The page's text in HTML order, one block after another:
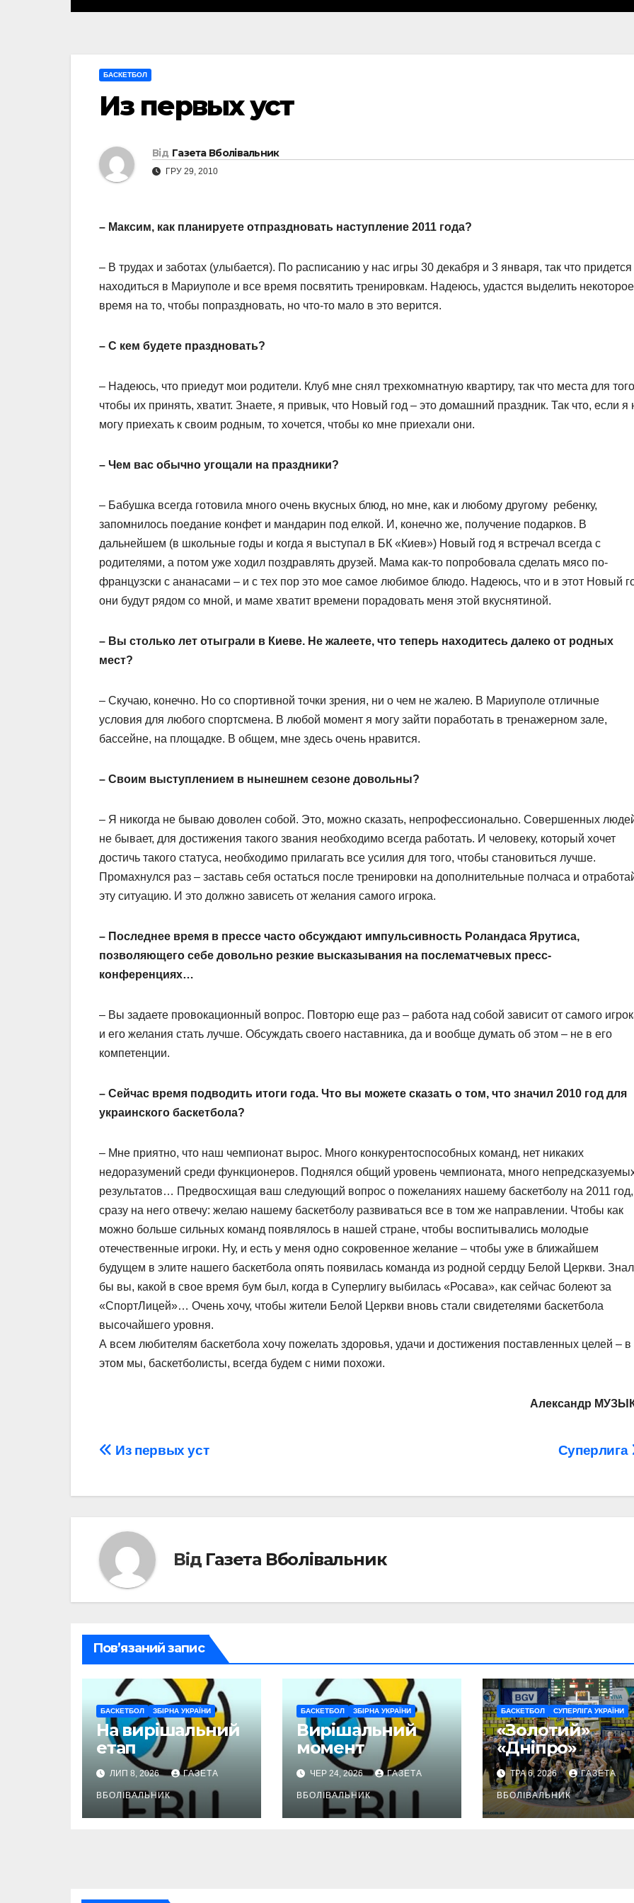
БАСКЕТБОЛ
Из первых уст
Від Газета Вболівальник
ГРУ 29, 2010
– Максим, как планируете отпраздновать наступление 2011 года?
– В трудах и заботах (улыбается). По расписанию у нас игры 30 декабря и 3 января, так что придется
находиться в Мариуполе и все время посвятить тренировкам. Надеюсь, удастся выделить некоторое
время на то, чтобы попраздновать, но что-то мало в это верится.
– С кем будете праздновать?
– Надеюсь, что приедут мои родители. Клуб мне снял трехкомнатную квартиру, так что места для
чтобы их принять, хватит. Знаете, я привык, что Новый год – это домашний праздник. Так что, если я
могу приехать к своим родным, то хочется, чтобы ко мне приехали они.
– Чем вас обычно угощали на праздники?
– Бабушка всегда готовила много очень вкусных блюд, но мне, как и любому другому ребенку,
запомнилось поедание конфет и мандарин под елкой. И, конечно же, получение подарков. В
дальнейшем (в школьные годы и когда я выступал в БК «Киев») Новый год я встречал всегда с
родителями, а потом уже ходил поздравлять друзей. Мама как-то попробовала сделать мясо по-
французски с ананасами – и с тех пор это мое самое любимое блюдо. Надеюсь, что и в этот Новый
они будут рядом со мной, и маме хватит времени порадовать меня этой вкуснятиной.
– Вы столько лет отыграли в Киеве. Не жалеете, что теперь находитесь далеко от родных
мест?
– Скучаю, конечно. Но со спортивной точки зрения, ни о чем не жалею. В Мариуполе отличные
условия для любого спортсмена. В любой момент я могу зайти поработать в тренажерном зале,
бассейне, на площадке. В общем, мне здесь очень нравится.
– Своим выступлением в нынешнем сезоне довольны?
– Я никогда не бываю доволен собой. Это, можно сказать, непрофессионально. Совершенных
не бывает, для достижения такого звания необходимо всегда работать. И человеку, который хочет
достичь такого статуса, необходимо прилагать все усилия для того, чтобы становиться лучше.
Промахнулся раз – заставь себя остаться после тренировки на дополнительные полчаса и
эту ситуацию. И это должно зависеть от желания самого игрока.
– Последнее время в прессе часто обсуждают импульсивность Роландаса Ярутиса,
позволяющего себе довольно резкие высказывания на послематчевых пресс-
конференциях…
– Вы задаете провокационный вопрос. Повторю еще раз – работа над собой зависит от самого
и его желания стать лучше. Обсуждать своего наставника, да и вообще думать об этом – не в его
компетенции.
– Сейчас время подводить итоги года. Что вы можете сказать о том, что значил 2010 год для
украинского баскетбола?
– Мне приятно, что наш чемпионат вырос. Много конкурентоспособных команд, нет никаких
недоразумений среди функционеров. Поднялся общий уровень чемпионата, много
результатов… Предвосхищая ваш следующий вопрос о пожеланиях нашему баскетболу на 2011 год,
сразу на него отвечу: желаю нашему баскетболу развиваться все в том же направлении. Чтобы как
можно больше сильных команд появлялось в нашей стране, чтобы воспитывались молодые
отечественные игроки. Ну, и есть у меня одно сокровенное желание – чтобы уже в ближайшем
будущем в элите нашего баскетбола опять появилась команда из родной сердцу Белой Церкви.
бы вы, какой в свое время бум был, когда в Суперлигу выбилась «Росава», как сейчас болеют за
«СпортЛицей»… Очень хочу, чтобы жители Белой Церкви вновь стали свидетелями баскетбола
высочайшего уровня.
А всем любителям баскетбола хочу пожелать здоровья, удачи и достижения поставленных целей – в
этом мы, баскетболисты, всегда будем с ними похожи.
Александр
Навігація
Суперлига
Из первых уст
Від Газета Вболівальник
Пов’язаний запис
БАСКЕТБОЛ ЗБІРНА УКРАЇНИ
На вирішальний
етап
ЛИП 8, 2026 ГАЗЕТА
ВБОЛІВАЛЬНИК
БАСКЕТБОЛ ЗБІРНА УКРАЇНИ
Вирішальний
момент
ЧЕР 24, 2026 ГАЗЕТА
ВБОЛІВАЛЬНИК
БАСКЕТБОЛ СУПЕРЛІГА УКРАЇНИ
«Золотий»
«Дніпро»
ТРА 6, 2026 ГАЗЕТА
ВБОЛІВАЛЬНИК